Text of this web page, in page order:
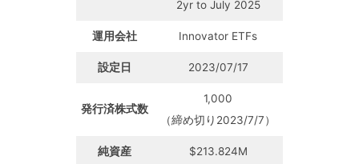
2yr to July 2025
運用会社 Innovator ETFs
設定日 2023/07/17
発行済株式数
1,000
（締め切り2023/7/7）
純資産 $213.824M